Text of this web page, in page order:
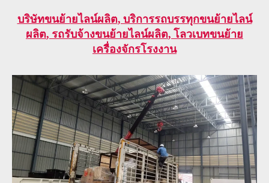
บริษัทขนย้ายไลน์ผลิต, บริการรถบรรทุกขนย้ายไลน์
ผลิต, รถรับจ้างขนย้ายไลน์ผลิต, โลวเบทขนย้าย
เครื่องจักรโรงงาน